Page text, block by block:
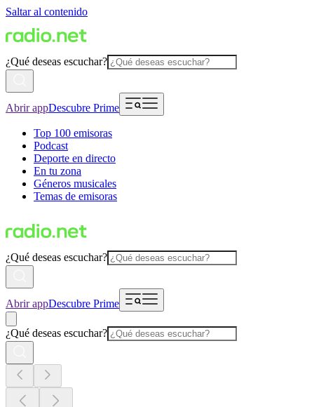
Saltar al contenido
¿Qué deseas escuchar?
Abrir appDescubre Prime
Top 100 emisoras
Podcast
Deporte en directo
En tu zona
Géneros musicales
Temas de emisoras
¿Qué deseas escuchar?
Abrir appDescubre Prime
¿Qué deseas escuchar?